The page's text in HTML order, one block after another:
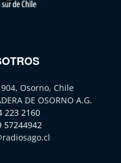
Osorno, Chile
DE OSORNO A.G.
223 2160
57244942